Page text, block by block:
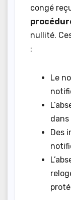
congé
nullité.
:
Le
Des